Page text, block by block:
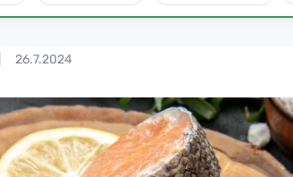
26.7.2024